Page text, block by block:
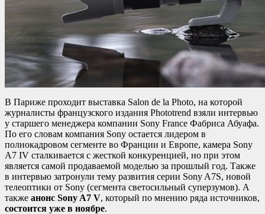
В Париже проходит выставка Salon de la Photo, на которой
журналисты французского издания Phototrend взяли интервью
у старшего менеджера компании Sony France Фабриса Абуафа.
По его словам компания Sony остается лидером в
полнокадровом сегменте во Франции и Европе, камера Sony
A7 IV сталкивается с жесткой конкуренцией, но при этом
является самой продаваемой моделью за прошлый год. Также
в интервью затронули тему развития серии Sony A7S, новой
телеоптики от Sony (сегмента светосильный суперзумов). А
также анонс Sony A7 V, который по мнению ряда источников,
состоится уже в ноябре.